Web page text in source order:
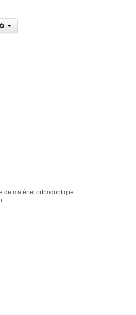
de matériel orthodontique